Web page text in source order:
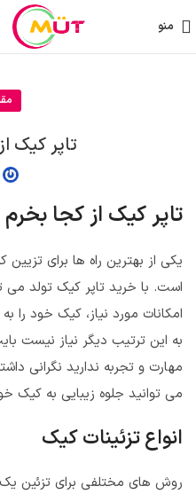
منو
تاپر کیک
تاپر کیک از کجا
یکی از بهترین راه ها برای تزیین
است. با خرید تاپر کیک تولد می
امکانات مورد نیاز، کیک خود را
به این ترتیب دیگر نیاز نیست
مهارت و تجربه ندارید نگرانی
می توانید جلوه زیبایی به کیک
انواع تزئینات کیک
روش های مختلفی برای تزئین